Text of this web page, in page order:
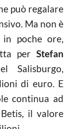
può regalare
Ma non è
poche ore,
per Stefan
Salisburgo,
di euro. E
continua ad
il valore